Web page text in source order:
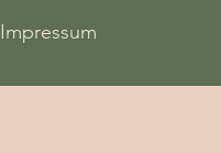
Impressum